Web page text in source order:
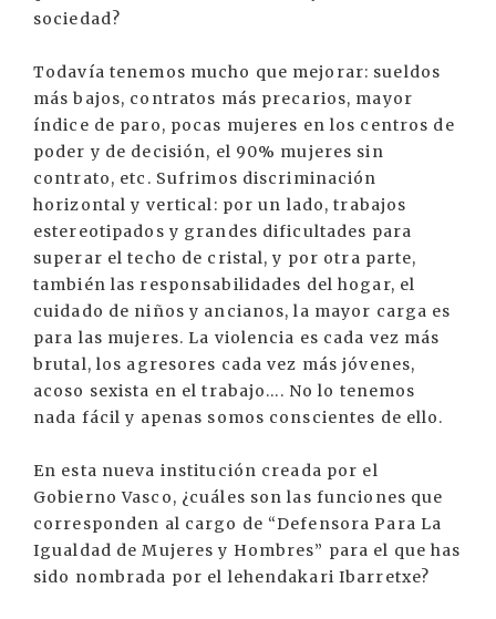
sociedad?
Todavía tenemos mucho que mejorar: sueldos
más bajos, contratos más precarios, mayor
índice de paro, pocas mujeres en los centros de
poder y de decisión, el 90% mujeres sin
contrato, etc. Sufrimos discriminación
horizontal y vertical: por un lado, trabajos
estereotipados y grandes dificultades para
superar el techo de cristal, y por otra parte,
también las responsabilidades del hogar, el
cuidado de niños y ancianos, la mayor carga es
para las mujeres. La violencia es cada vez más
brutal, los agresores cada vez más jóvenes,
acoso sexista en el trabajo.... No lo tenemos
nada fácil y apenas somos conscientes de ello.
En esta nueva institución creada por el
Gobierno Vasco, ¿cuáles son las funciones que
corresponden al cargo de “Defensora Para La
Igualdad de Mujeres y Hombres” para el que has
sido nombrada por el lehendakari Ibarretxe?